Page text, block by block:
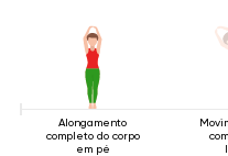
Alongamento
completo do corpo
em pé